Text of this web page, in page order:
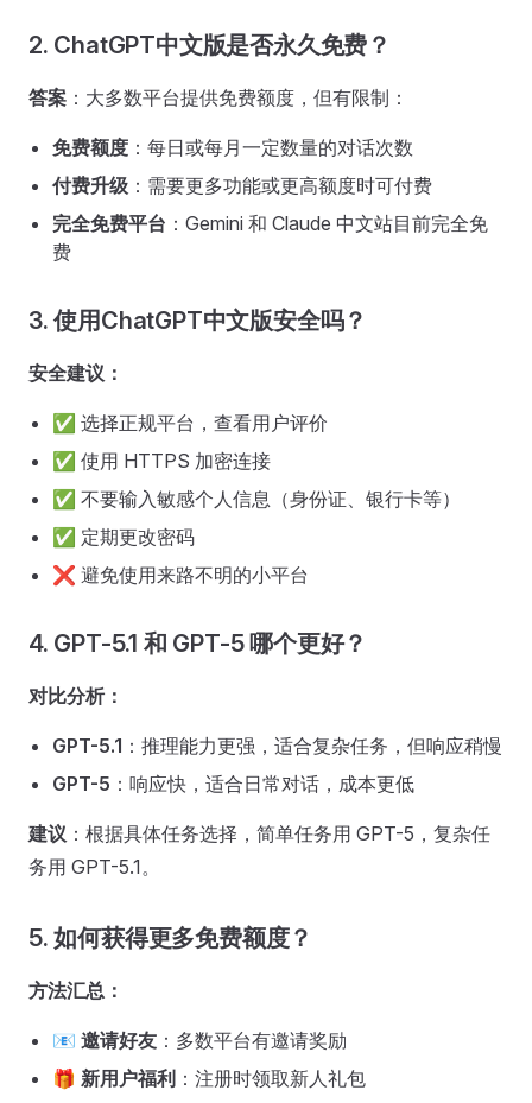
2. ChatGPT中文版是否永久免费？
答案 ：大多数平台提供免费额度，但有限制：
免费额度 ：每日或每月一定数量的对话次数
付费升级 ：需要更多功能或更高额度时可付费
完全免费平台 ：Gemini 和 Claude 中文站目前完全免
费
3. 使用ChatGPT中文版安全吗？
安全建议：
✅ 选择正规平台，查看用户评价
✅ 使用 HTTPS 加密连接
✅ 不要输入敏感个人信息（身份证、银行卡等）
✅ 定期更改密码
❌ 避免使用来路不明的小平台
4. GPT-5.1 和 GPT-5 哪个更好？
对比分析：
GPT-5.1 ：推理能力更强，适合复杂任务，但响应稍慢
GPT-5 ：响应快，适合日常对话，成本更低
建议 ：根据具体任务选择，简单任务用 GPT-5，复杂任
务用 GPT-5.1。
5. 如何获得更多免费额度？
方法汇总：
📧 邀请好友 ：多数平台有邀请奖励
🎁 新用户福利 ：注册时领取新人礼包